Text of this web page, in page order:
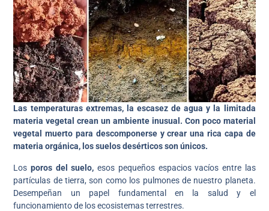
Las temperaturas extremas, la escasez de agua y la limitada
materia vegetal crean un ambiente inusual. Con poco material
vegetal muerto para descomponerse y crear una rica capa de
materia orgánica, los suelos desérticos son únicos.
Los poros del suelo, esos pequeños espacios vacíos entre las
partículas de tierra, son como los pulmones de nuestro planeta.
Desempeñan un papel fundamental en la salud y el
funcionamiento de los ecosistemas terrestres.